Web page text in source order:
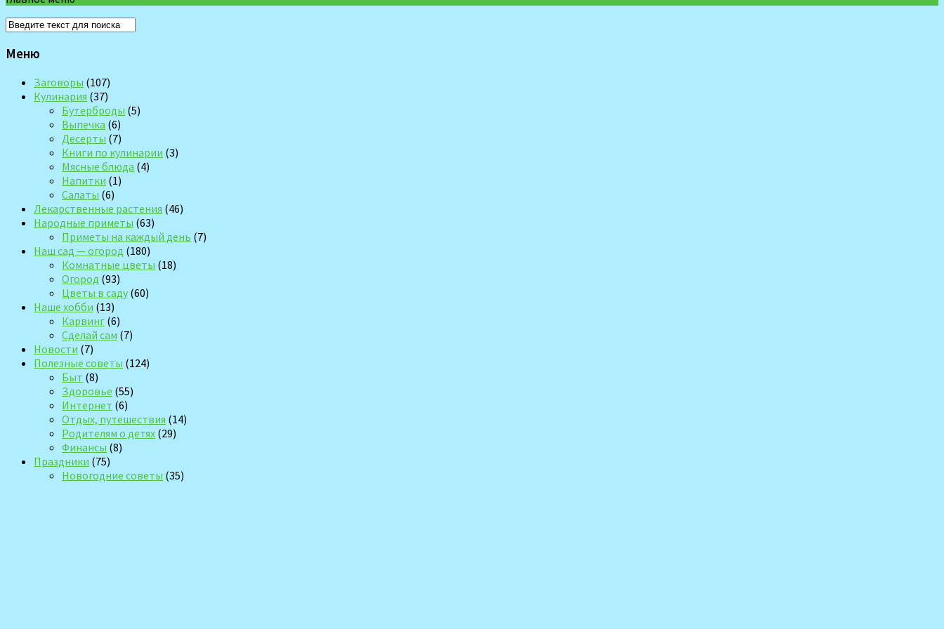
Меню
Заговоры (107)
Кулинария (37)
Бутерброды (5)
Выпечка (6)
Десерты (7)
Книги по кулинарии (3)
Мясные блюда (4)
Напитки (1)
Салаты (6)
Лекарственные растения (46)
Народные приметы (63)
Приметы на каждый день (7)
Наш сад — огород (180)
Комнатные цветы (18)
Огород (93)
Цветы в саду (60)
Наше хобби (13)
Карвинг (6)
Сделай сам (7)
Новости (7)
Полезные советы (124)
Быт (8)
Здоровье (55)
Интернет (6)
Отдых, путешествия (14)
Родителям о детях (29)
Финансы (8)
Праздники (75)
Новогодние советы (35)